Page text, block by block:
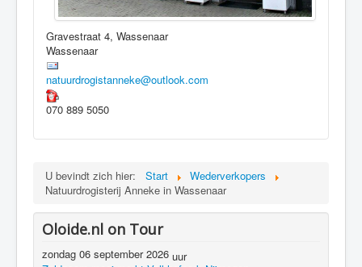
Gravestraat 4, Wassenaar
Wassenaar
natuurdrogistanneke@outlook.com
070 889 5050
U bevindt zich hier: Start
Wederverkopers
Natuurdrogisterij Anneke in Wassenaar
Oloide.nl on Tour
zondag 06 september 2026 uur